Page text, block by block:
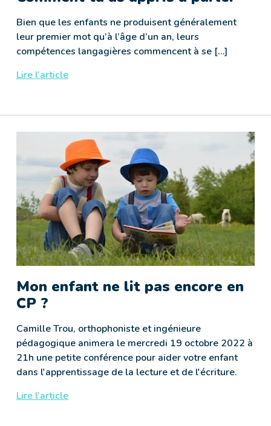
Bien que les enfants ne produisent généralement
leur premier mot qu’à l’âge d’un an, leurs
compétences langagières commencent à se […]
Lire l’article
Mon enfant ne lit pas encore en
CP ?
Camille Trou, orthophoniste et ingénieure
pédagogique animera le mercredi 19 octobre 2022 à
21h une petite conférence pour aider votre enfant
dans l'apprentissage de la lecture et de l'écriture.
Lire l’article